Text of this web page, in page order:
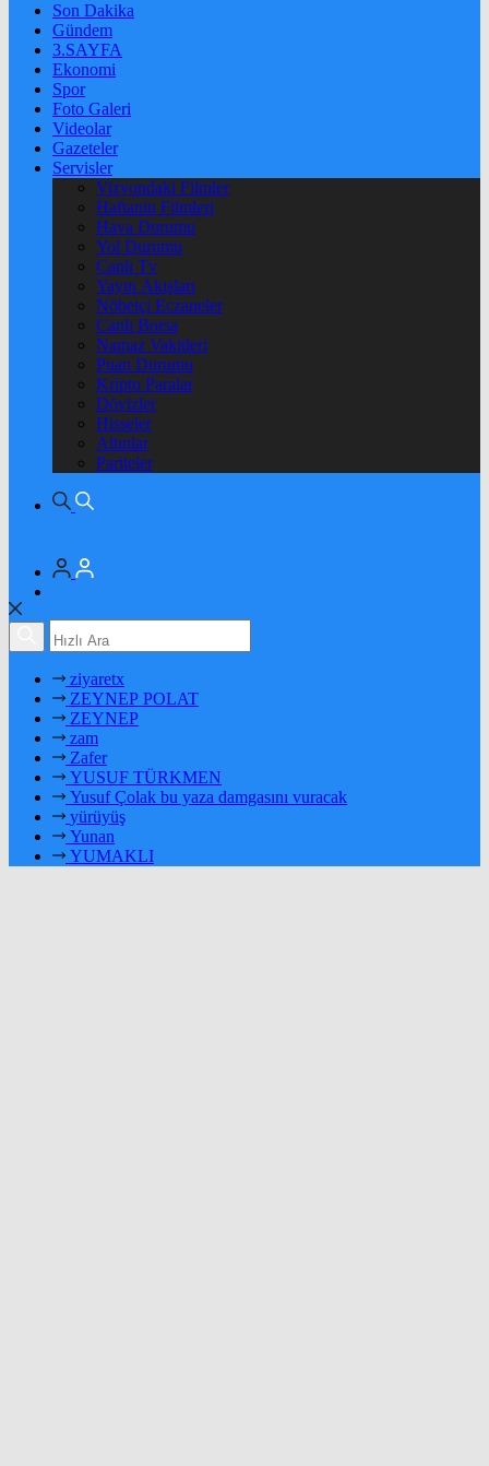
Son Dakika
Gündem
3.SAYFA
Ekonomi
Spor
Foto Galeri
Videolar
Gazeteler
Servisler
Vizyondaki Filmler
Haftanin Filmleri
Hava Durumu
Yol Durumu
Canlı Tv
Yayın Akışları
Nöbetçi Eczaneler
Canlı Borsa
Namaz Vakitleri
Puan Durumu
Kripto Paralar
Dövizler
Hisseler
Altınlar
Pariteler
ziyaretx
ZEYNEP POLAT
ZEYNEP
zam
Zafer
YUSUF TÜRKMEN
Yusuf Çolak bu yaza damgasını vuracak
yürüyüş
Yunan
YUMAKLI